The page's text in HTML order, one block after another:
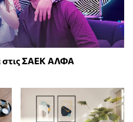
στις ΣΑΕΚ ΑΛΦΑ